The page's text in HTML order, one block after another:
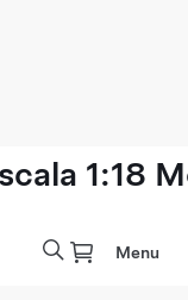
1:18
Menu